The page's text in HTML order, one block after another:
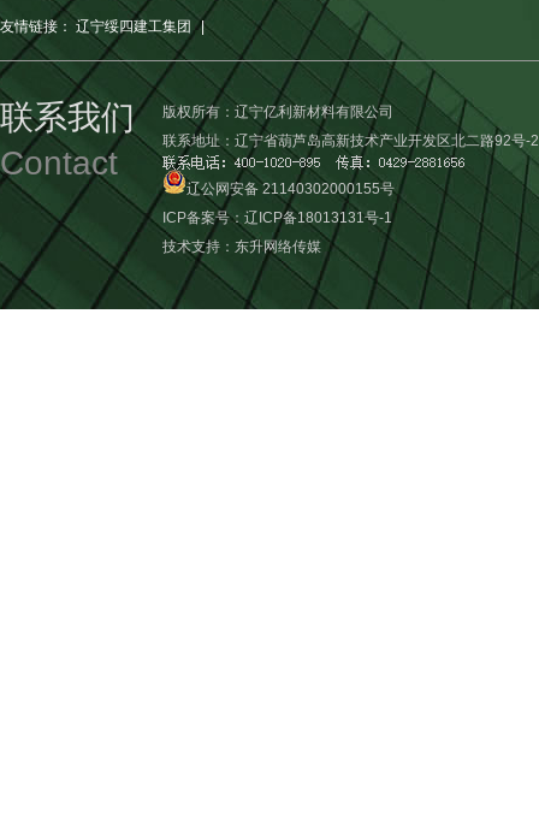
友情链接： 辽宁绥四建工集团 |
联系我们
Contact
版权所有：辽宁亿利新材料有限公司
联系地址：辽宁省葫芦岛高新技术产业开发区北二路92号-2
辽公网安备 21140302000155号
ICP备案号： 辽ICP备18013131号-1
技术支持： 东升网络传媒